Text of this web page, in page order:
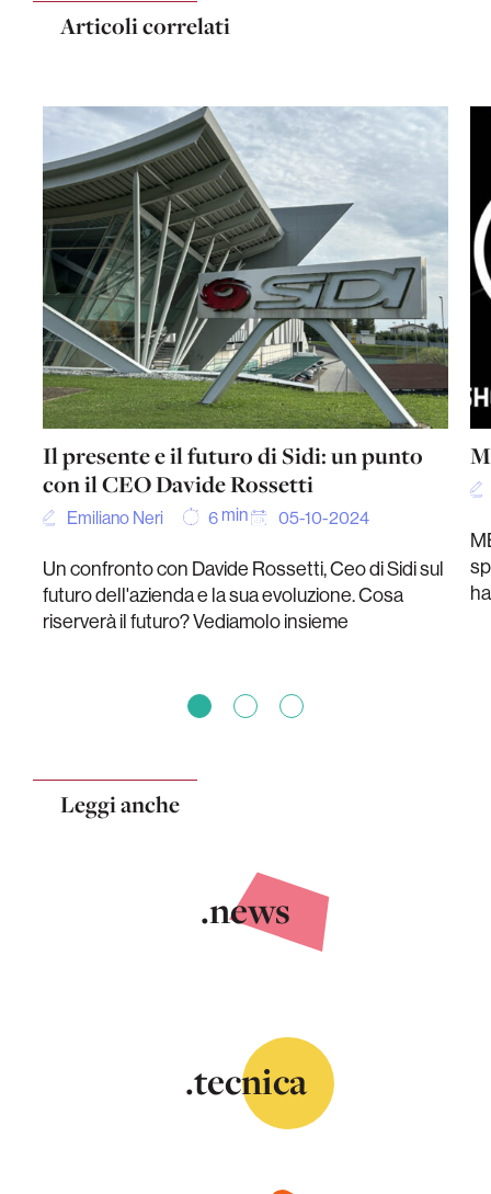
Articoli correlati
Il presente e il futuro di Sidi: un punto
con il CEO Davide Rossetti
Emiliano Neri 6 min 05-10-2024
Un confronto con Davide Rossetti, Ceo di Sidi sul
futuro dell'azienda e la sua evoluzione. Cosa
riserverà il futuro? Vediamolo insieme
Leggi anche
.news
.tecnica